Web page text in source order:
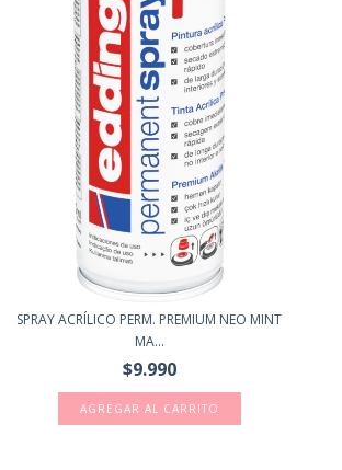
SPRAY ACRÍLICO PERM. PREMIUM NEO MINT
MA...
$9.990